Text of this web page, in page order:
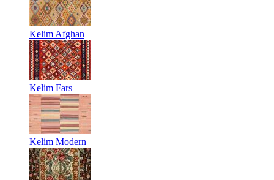
Kelim Afghan
Kelim Fars
Kelim Modern